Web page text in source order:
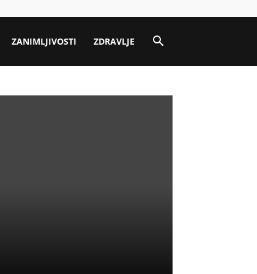
ZANIMLJIVOSTI ZDRAVLJE